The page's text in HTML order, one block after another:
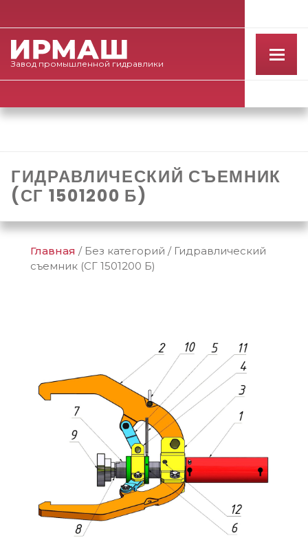
Завод промышленной гидравлики
ГИДРАВЛИЧЕСКИЙ СЪЕМНИК
(СГ 1501200 Б)
Главная / Без категорий / Гидравлический
съемник (СГ 1501200 Б)